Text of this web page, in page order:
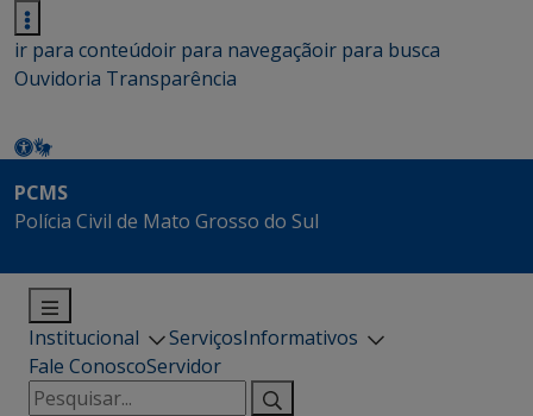
ir para conteúdoir para navegaçãoir para busca
Ouvidoria Transparência
PCMS
Polícia Civil de Mato Grosso do Sul
Institucional ServiçosInformativos
Fale ConoscoServidor
Pesquisar